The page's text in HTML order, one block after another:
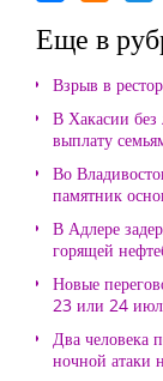
Еще в
Взрыв в
В Хакасии
выплату
Во
памятник
В Адлере
горящей
Новые
23 или 24
Два человека
ночной атаки